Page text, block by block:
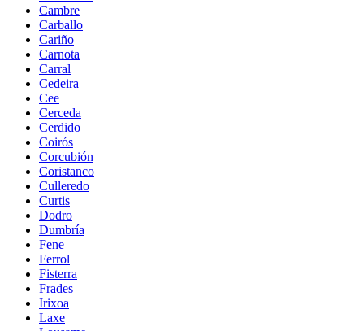
Cambre
Carballo
Cariño
Carnota
Carral
Cedeira
Cee
Cerceda
Cerdido
Coirós
Corcubión
Coristanco
Culleredo
Curtis
Dodro
Dumbría
Fene
Ferrol
Fisterra
Frades
Irixoa
Laxe